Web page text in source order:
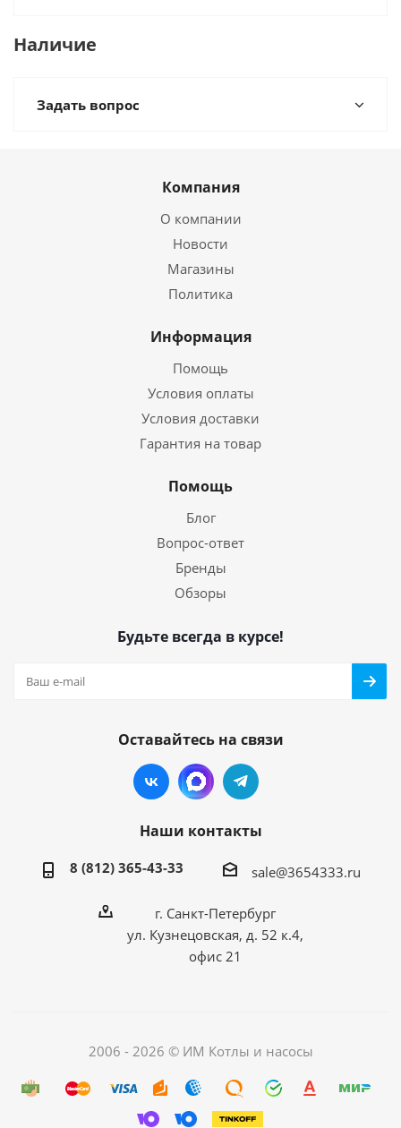
Наличие
Задать вопрос
Компания
О компании
Новости
Магазины
Политика
Информация
Помощь
Условия оплаты
Условия доставки
Гарантия на товар
Помощь
Блог
Вопрос-ответ
Бренды
Обзоры
Будьте всегда в курсе!
Оставайтесь на связи
Наши контакты
8 (812) 365-43-33 sale@3654333.ru
г. Санкт-Петербург
ул. Кузнецовская, д. 52 к.4,
офис 21
2006 - 2026 © ИМ Котлы и насосы